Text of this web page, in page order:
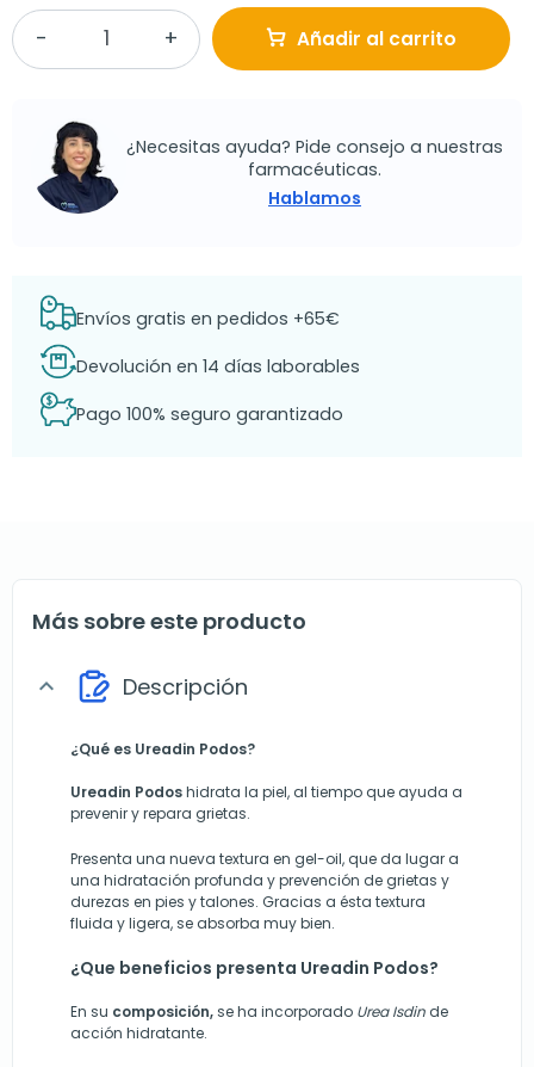
Añadir al carrito
¿Necesitas ayuda? Pide consejo a nuestras
farmacéuticas.
Hablamos
Envíos gratis en pedidos +65€
Devolución en 14 días laborables
Pago 100% seguro garantizado
Más sobre este producto
expand_more Descripción
¿Qué es Ureadin Podos?
Ureadin Podoshidrata la piel, al tiempo que ayuda a
prevenir y repara grietas.
Presenta una nueva textura en gel-oil, que da lugar a
una hidratación profunda y prevención de grietas y
durezas en pies y talones. Gracias a ésta textura
fluida y ligera, se absorba muy bien.
¿Que beneficios presenta Ureadin Podos?
En su composición,se ha incorporado Urea Isdin de
acción hidratante.